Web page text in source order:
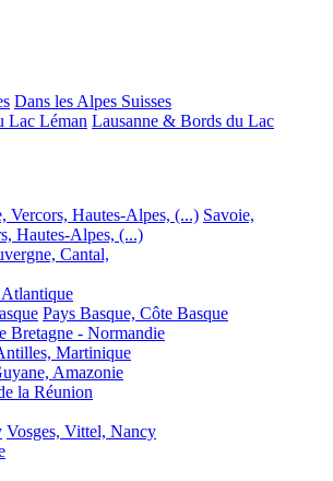
Dans les Alpes Suisses
Lac Léman Lausanne & Bords du Lac
Vercors, Hautes-Alpes, (...) Savoie,
Hautes-Alpes, (...)
Cantal,
Pays Basque, Côte Basque
Bretagne - Normandie
Martinique
Amazonie
la Réunion
Vosges, Vittel, Nancy